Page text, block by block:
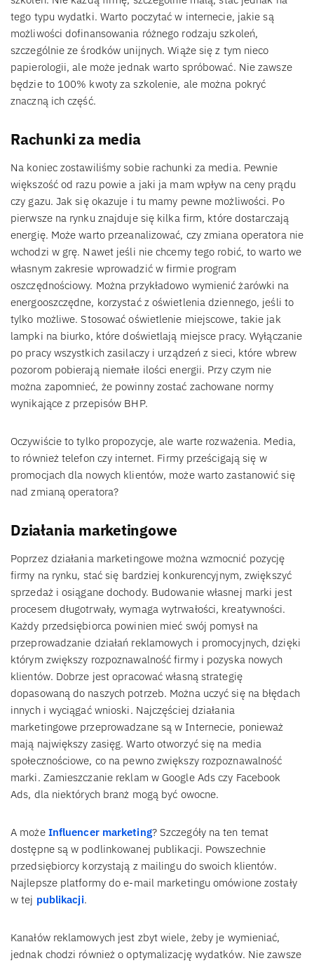
tego typu wydatki. Warto poczytać w internecie, jakie są
możliwości dofinansowania różnego rodzaju szkoleń,
szczególnie ze środków unijnych. Wiąże się z tym nieco
papierologii, ale może jednak warto spróbować. Nie zawsze
będzie to 100% kwoty za szkolenie, ale można pokryć
znaczną ich część.
Rachunki za media
Na koniec zostawiliśmy sobie rachunki za media. Pewnie
większość od razu powie a jaki ja mam wpływ na ceny prądu
czy gazu. Jak się okazuje i tu mamy pewne możliwości. Po
pierwsze na rynku znajduje się kilka firm, które dostarczają
energię. Może warto przeanalizować, czy zmiana operatora nie
wchodzi w grę. Nawet jeśli nie chcemy tego robić, to warto we
własnym zakresie wprowadzić w firmie program
oszczędnościowy. Można przykładowo wymienić żarówki na
energooszczędne, korzystać z oświetlenia dziennego, jeśli to
tylko możliwe. Stosować oświetlenie miejscowe, takie jak
lampki na biurko, które doświetlają miejsce pracy. Wyłączanie
po pracy wszystkich zasilaczy i urządzeń z sieci, które wbrew
pozorom pobierają niemałe ilości energii. Przy czym nie
można zapomnieć, że powinny zostać zachowane normy
wynikające z przepisów BHP.
Oczywiście to tylko propozycje, ale warte rozważenia. Media,
to również telefon czy internet. Firmy prześcigają się w
promocjach dla nowych klientów, może warto zastanowić się
nad zmianą operatora?
Działania marketingowe
Poprzez działania marketingowe można wzmocnić pozycję
firmy na rynku, stać się bardziej konkurencyjnym, zwiększyć
sprzedaż i osiągane dochody. Budowanie własnej marki jest
procesem długotrwały, wymaga wytrwałości, kreatywności.
Każdy przedsiębiorca powinien mieć swój pomysł na
przeprowadzanie działań reklamowych i promocyjnych, dzięki
którym zwiększy rozpoznawalność firmy i pozyska nowych
klientów. Dobrze jest opracować własną strategię
dopasowaną do naszych potrzeb. Można uczyć się na błędach
innych i wyciągać wnioski. Najczęściej działania
marketingowe przeprowadzane są w Internecie, ponieważ
mają największy zasięg. Warto otworzyć się na media
społecznościowe, co na pewno zwiększy rozpoznawalność
marki. Zamieszczanie reklam w Google Ads czy Facebook
Ads, dla niektórych branż mogą być owocne.
A może Influencer marketing? Szczegóły na ten temat
dostępne są w podlinkowanej publikacji. Powszechnie
przedsiębiorcy korzystają z mailingu do swoich klientów.
Najlepsze platformy do e-mail marketingu omówione zostały
w tej publikacji.
Kanałów reklamowych jest zbyt wiele, żeby je wymieniać,
jednak chodzi również o optymalizację wydatków. Nie zawsze